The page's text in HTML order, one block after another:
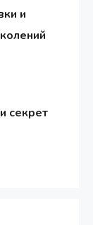
и
секрет